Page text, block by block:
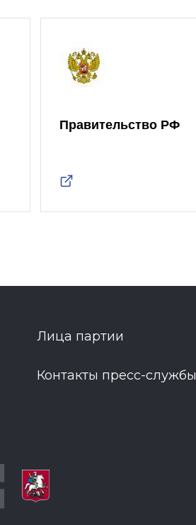
Правительство РФ
Лица партии
Контакты пресс-службы